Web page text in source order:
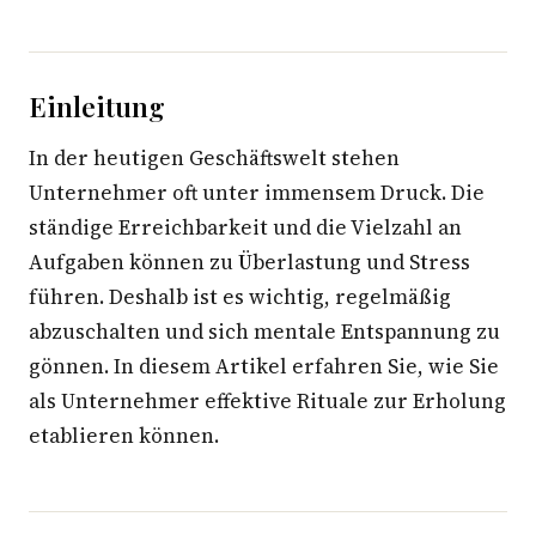
Einleitung
In der heutigen Geschäftswelt stehen
Unternehmer oft unter immensem Druck. Die
ständige Erreichbarkeit und die Vielzahl an
Aufgaben können zu Überlastung und Stress
führen. Deshalb ist es wichtig, regelmäßig
abzuschalten und sich mentale Entspannung zu
gönnen. In diesem Artikel erfahren Sie, wie Sie
als Unternehmer effektive Rituale zur Erholung
etablieren können.